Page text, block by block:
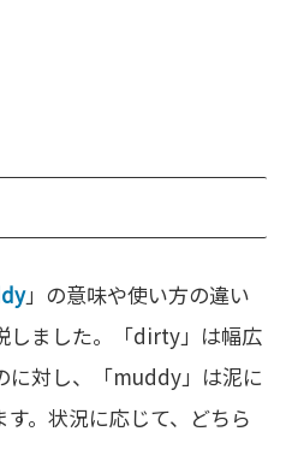
」の意味や使い方の違い
しました。「dirty」は幅広
に対し、「muddy」は泥に
。状況に応じて、どちら